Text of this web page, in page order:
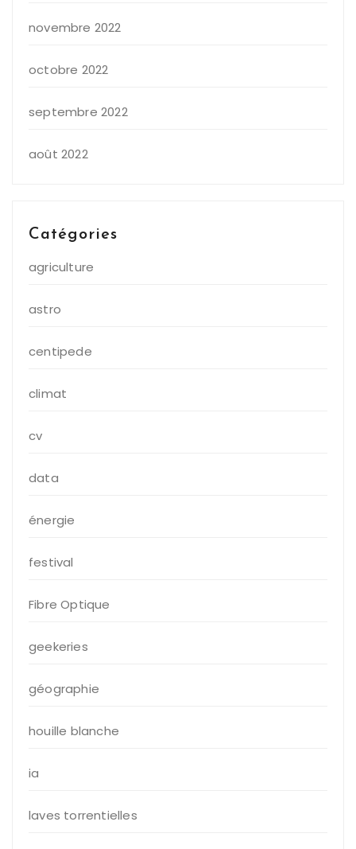
novembre 2022
octobre 2022
septembre 2022
août 2022
Catégories
agriculture
astro
centipede
climat
cv
data
énergie
festival
Fibre Optique
geekeries
géographie
houille blanche
ia
laves torrentielles